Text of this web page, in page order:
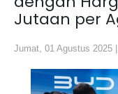
Jutaan per
Jumat, 01 Agustus 2025